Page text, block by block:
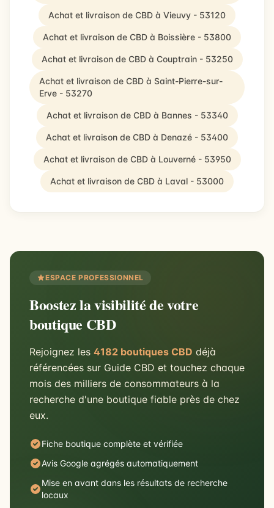
Achat et livraison de CBD à Vieuvy - 53120
Achat et livraison de CBD à Boissière - 53800
Achat et livraison de CBD à Couptrain - 53250
Achat et livraison de CBD à Saint-Pierre-sur-
Erve - 53270
Achat et livraison de CBD à Bannes - 53340
Achat et livraison de CBD à Denazé - 53400
Achat et livraison de CBD à Louverné - 53950
Achat et livraison de CBD à Laval - 53000
ESPACE PROFESSIONNEL
Boostez la visibilité de votre
boutique CBD
Rejoignez les 4182 boutiques CBD déjà
référencées sur Guide CBD et touchez chaque
mois des milliers de consommateurs à la
recherche d'une boutique fiable près de chez
eux.
Fiche boutique complète et vérifiée
Avis Google agrégés automatiquement
Mise en avant dans les résultats de recherche
locaux